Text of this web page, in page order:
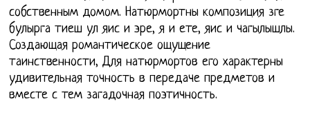
собственным домом. Натюрмортны композиция зге
булырга тиеш ул яис и эре, я и ете, яис и чагылышлы.
Создающая романтическое ощущение
таинственности, Для натюрмортов его характерны
удивительная точность в передаче предметов и
вместе с тем загадочная поэтичность.